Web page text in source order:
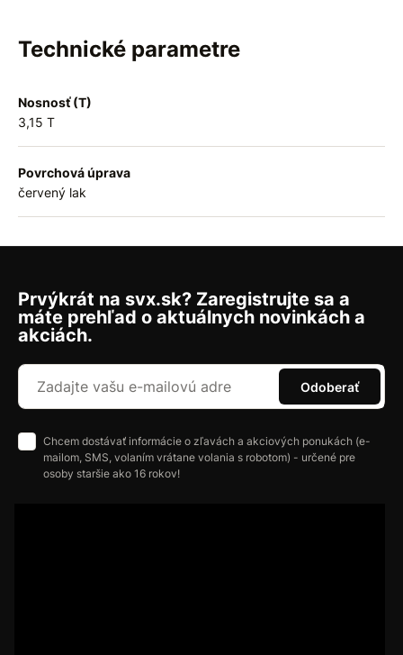
Technické parametre
Nosnosť (T)
3,15 T
Povrchová úprava
červený lak
Prvýkrát na svx.sk? Zaregistrujte sa a
máte prehľad o aktuálnych novinkách a
akciách.
Odoberať
Chcem dostávať informácie o zľavách a akciových ponukách (e-
mailom, SMS, volaním vrátane volania s robotom) - určené pre
osoby staršie ako 16 rokov!